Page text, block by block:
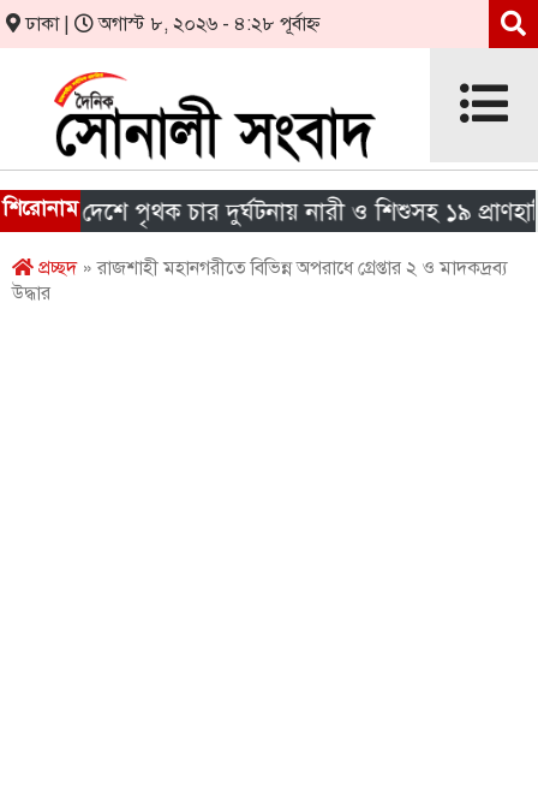
ঢাকা | অগাস্ট ৮, ২০২৬ - ৪:২৮ পূর্বাহ্ন
শিরোনাম
দেশে পৃথক চার দুর্ঘটনায় নারী ও শিশুসহ ১৯ প্রাণহানি
প্রচ্ছদ» রাজশাহী মহানগরীতে বিভিন্ন অপরাধে গ্রেপ্তার ২ ও মাদকদ্রব্য
উদ্ধার